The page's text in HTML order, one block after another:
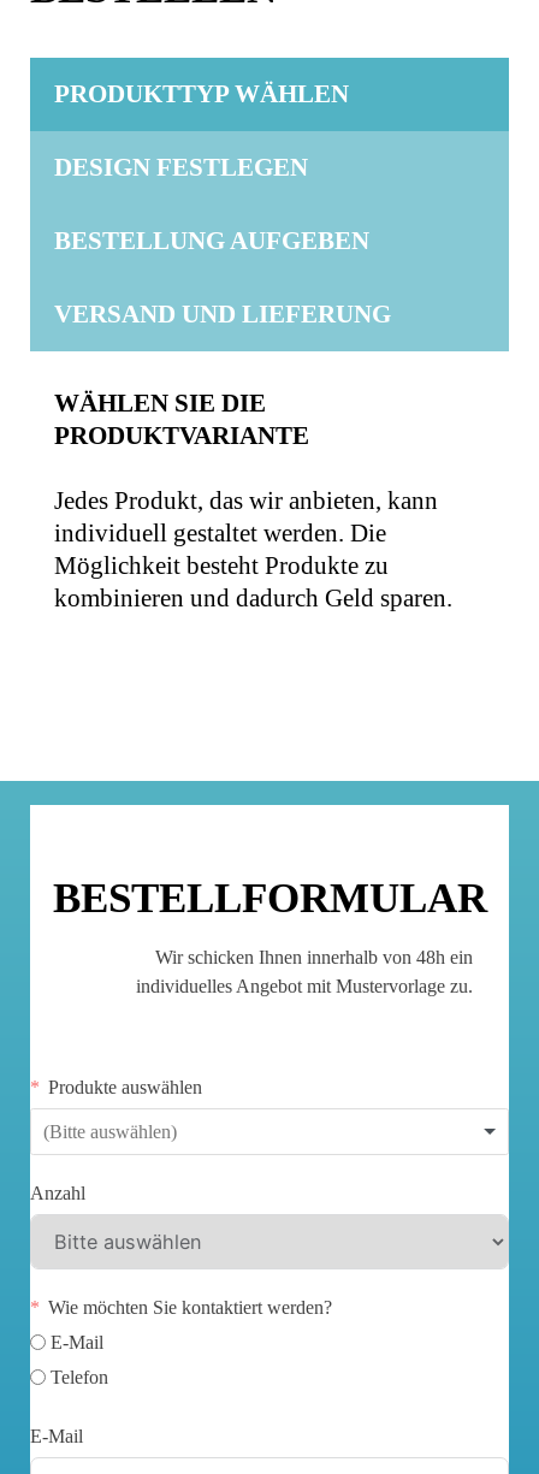
PRODUKTTYP WÄHLEN
DESIGN FESTLEGEN
BESTELLUNG AUFGEBEN
VERSAND UND LIEFERUNG
WÄHLEN SIE DIE
PRODUKTVARIANTE
Jedes Produkt, das wir anbieten, kann
individuell gestaltet werden. Die
Möglichkeit besteht Produkte zu
kombinieren und dadurch Geld sparen.
BESTELLFORMULAR
Wir schicken Ihnen innerhalb von 48h ein
individuelles Angebot mit Mustervorlage zu.
Produkte auswählen
Anzahl
Wie möchten Sie kontaktiert werden?
E-Mail
Telefon
E-Mail